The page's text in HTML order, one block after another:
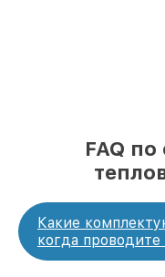
FAQ
Какие
когда